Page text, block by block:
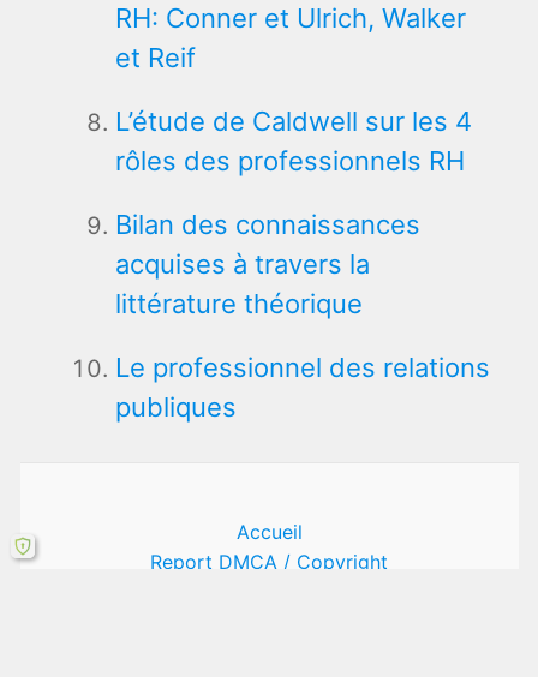
RH: Conner et Ulrich, Walker
et Reif
L’étude de Caldwell sur les 4
rôles des professionnels RH
Bilan des connaissances
acquises à travers la
littérature théorique
Le professionnel des relations
publiques
Accueil
Report DMCA / Copyright